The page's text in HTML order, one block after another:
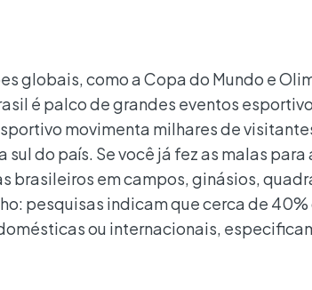
globais, como a Copa do Mundo e
é palco de grandes eventos
movimenta milhares de
sul do país. Se você já fez as malas
brasileiros em campos, ginásios,
pesquisas indicam que cerca de
ou internacionais,